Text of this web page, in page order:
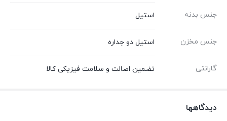
جنس بدنه استیل
جنس مخزن استیل دو جداره
گارانتی تضمین اصالت و سلامت فیزیکی کالا
دیدگاهها